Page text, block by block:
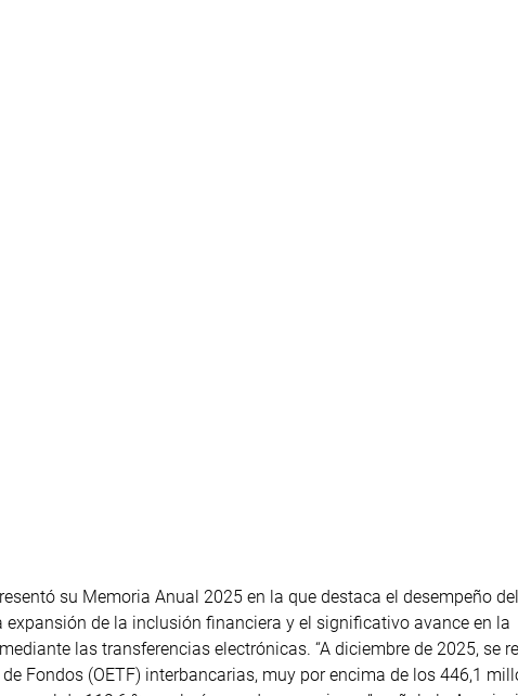
su Memoria Anual 2025 en la que destaca el desempeño
de la inclusión financiera y el significativo avance en la
las transferencias electrónicas. “A diciembre de 2025, se
Fondos (OETF) interbancarias, muy por encima de los 446,1